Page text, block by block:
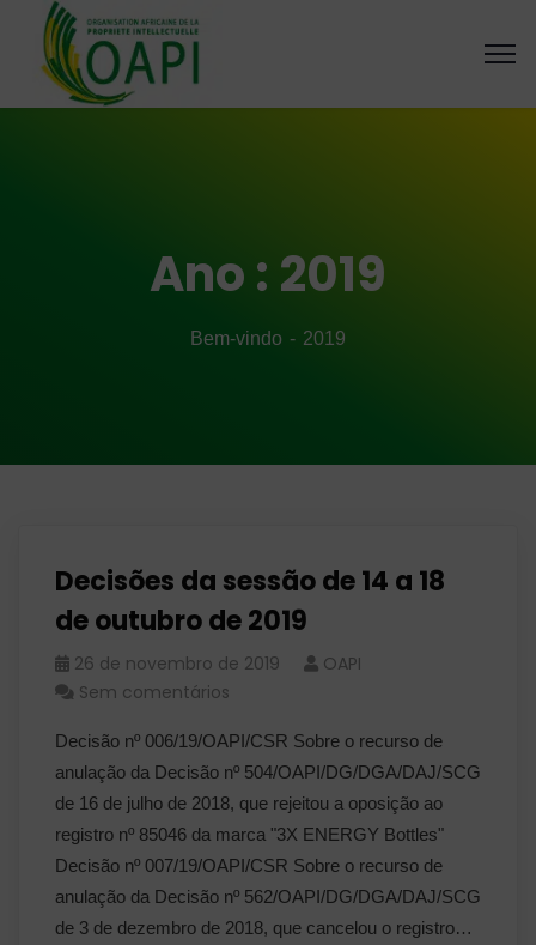
Ano : 2019
Bem-vindo 2019
Decisões da sessão de 14 a 18
de outubro de 2019
26 de novembro de 2019
OAPI
Sem comentários
Decisão nº 006/19/OAPI/CSR Sobre o recurso de
anulação da Decisão nº 504/OAPI/DG/DGA/DAJ/SCG
de 16 de julho de 2018, que rejeitou a oposição ao
registro nº 85046 da marca "3X ENERGY Bottles"
Decisão nº 007/19/OAPI/CSR Sobre o recurso de
anulação da Decisão nº 562/OAPI/DG/DGA/DAJ/SCG
de 3 de dezembro de 2018, que cancelou o registro…